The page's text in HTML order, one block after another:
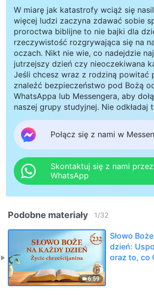
W miarę jak katastrofy wciąż się
więcej ludzi zaczyna zdawać sobie
proroctwa biblijne to nie bajki dla
rzeczywistość rozgrywająca się na
oczach. Nikt nie wie, co nadejdzie
jutrzejszy dzień czy nieoczekiwana
Jeśli chcesz wraz z rodziną powitać
znaleźć bezpieczeństwo pod Bożą
WhatsAppa lub Messengera, aby
naszej grupy studyjnej. Nie odkładaj
Połącz się z nami w
Skontaktuj się z nami przez
WhatsApp
Podobne materiały 1/32
6:59
Słowo
dzień:
oraz to, co